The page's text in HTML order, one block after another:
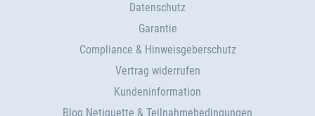
Datenschutz
Garantie
Compliance & Hinweisgeberschutz
Vertrag widerrufen
Kundeninformation
Blog Netiquette & Teilnahmebedingungen